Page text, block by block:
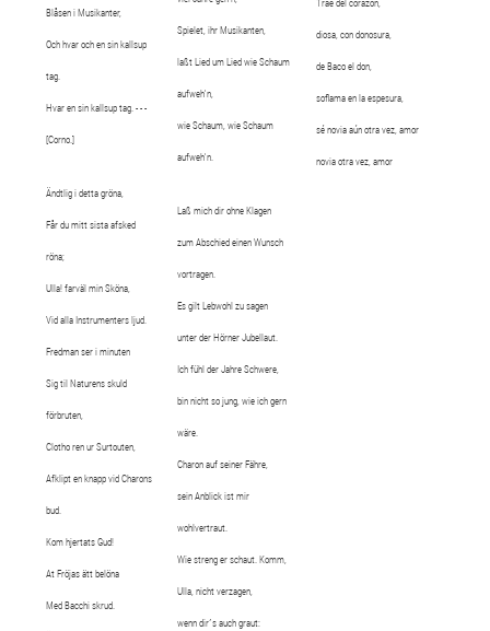
Blåsen i Musikanter,
Och hvar och en sin kallsup
tag.
Hvar en sin kallsup tag. - - -
[Corno.]
Ändtlig i detta gröna,
Får du mitt sista afsked
röna;
Ulla! farväl min Sköna,
Vid alla Instrumenters ljud.
Fredman ser i minuten
Sig til Naturens skuld
förbruten,
Clotho ren ur Surtouten,
Afklipt en knapp vid Charons
bud.
Kom hjertats Gud!
At Fröjas ätt belöna
Med Bacchi skrud.
Spielet, ihr Musikanten,
laßt Lied um Lied wie Schaum
aufweh'n,
wie Schaum, wie Schaum
aufweh'n.
Laß mich dir ohne Klagen
zum Abschied einen Wunsch
vortragen.
Es gilt Lebwohl zu sagen
unter der Hörner Jubellaut.
Ich fühl der Jahre Schwere,
bin nicht so jung, wie ich gern
wäre.
Charon auf seiner Fähre,
sein Anblick ist mir
wohlvertraut.
Wie streng er schaut. Komm,
Ulla, nicht verzagen,
wenn dir´s auch graut:
Trae del corazón,
diosa, con donosura,
de Baco el don,
soflama en la espesura,
sé novia aún otra vez, amor
novia otra vez, amor